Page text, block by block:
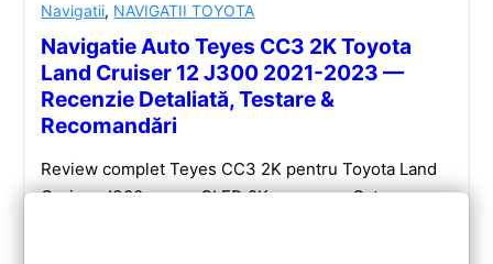
Navigatii, NAVIGATII TOYOTA
Navigatie Auto Teyes CC3 2K Toyota
Land Cruiser 12 J300 2021-2023 —
Recenzie Detaliată, Testare &
Recomandări
Review complet Teyes CC3 2K pentru Toyota Land
Cruiser J300: ecran QLED 2K, procesor Octa-core